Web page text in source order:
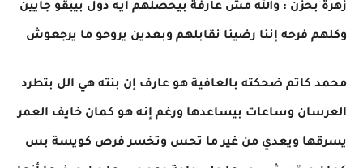
زهرة بحزن : والله مش عارفة بيحصلهم ايه دول بيبقو جايين
وكلهم فرحه إننا رضينا نقابلهم وبعدين يروحو ما يرجعوش
محمد كاتم ضحكته بالعافية هو عارف إن بنته هي الل بتطرد
العرسان وساعات بيساعدها ورغم إنه هو كمان خايف العمر
يسرقها ويعدي من غير ما تحس وتخسر فرص كويسة بس